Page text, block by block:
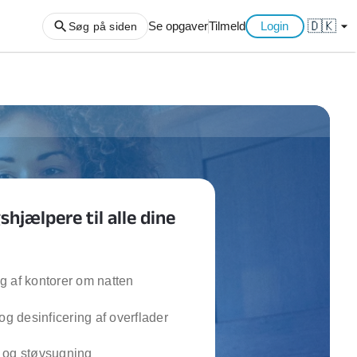
af haveaffald
af storskrald
af køkken
Søg på siden Se opgaverTilmeld Login 🇩🇰 arrow_drop_down
til alle dine
af kontorer om natten
desinficering af overflader
støvsugning